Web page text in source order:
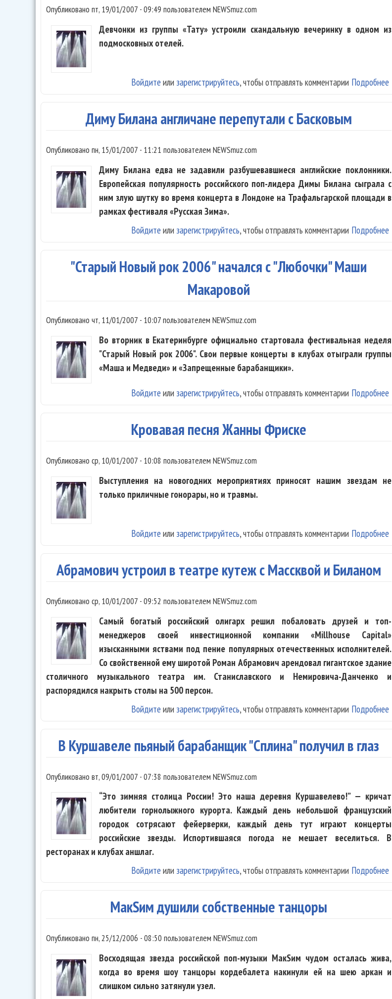
Опубликовано пт, 19/01/2007 - 09:49 пользователем NEWSmuz.com
Девчонки из группы «Тату» устроили скандальную вечеринку в одном из
подмосковных отелей.
Подробнее
Войдите или зарегистрируйтесь, чтобы отправлять комментарии
Диму Билана англичане перепутали с Басковым
Опубликовано пн, 15/01/2007 - 11:21 пользователем NEWSmuz.com
Диму Билана едва не задавили разбушевавшиеся английские поклонники.
Европейская популярность российского поп-лидера Димы Билана сыграла с
ним злую шутку во время концерта в Лондоне на Трафальгарской площади в
рамках фестиваля «Русская Зима».
Подробнее
Войдите или зарегистрируйтесь, чтобы отправлять комментарии
"Старый Новый рок 2006" начался с "Любочки" Маши
Макаровой
Опубликовано чт, 11/01/2007 - 10:07пользователем NEWSmuz.com
Во вторник в Екатеринбурге официально стартовала фестивальная неделя
"Старый Новый рок 2006". Свои первые концерты в клубах отыграли группы
«Маша и Медведи» и «Запрещенные барабанщики».
Подробнее
Войдите или зарегистрируйтесь, чтобы отправлять комментарии
Кровавая песня Жанны Фриске
Опубликовано ср, 10/01/2007 - 10:08 пользователем NEWSmuz.com
Выступления на новогодних мероприятиях приносят нашим звездам не
только приличные гонорары, но и травмы.
Подробнее
Войдите или зарегистрируйтесь, чтобы отправлять комментарии
Абрамович устроил в театре кутеж с Массквой и Биланом
Опубликовано ср, 10/01/2007 - 09:52 пользователем NEWSmuz.com
Самый богатый российский олигарх решил побаловать друзей и топ-
менеджеров своей инвестиционной компании «Millhouse Capital»
изысканными яствами под пение популярных отечественных исполнителей.
Со свойственной ему широтой Роман Абрамович арендовал гигантское здание
столичного музыкального театра им. Станиславского и Немировича-Данченко и
распорядился накрыть столы на 500 персон.
Подробнее
Войдите или зарегистрируйтесь, чтобы отправлять комментарии
В Куршавеле пьяный барабанщик "Сплина" получил в глаз
Опубликовано вт, 09/01/2007 - 07:38 пользователем NEWSmuz.com
“Это зимняя столица России! Это наша деревня Куршавелево!” — кричат
любители горнолыжного курорта. Каждый день небольшой французский
городок сотрясают фейерверки, каждый день тут играют концерты
российские звезды. Испортившаяся погода не мешает веселиться. В
ресторанах и клубах аншлаг.
Подробнее
Войдите или зарегистрируйтесь, чтобы отправлять комментарии
МакSим душили собственные танцоры
Опубликовано пн, 25/12/2006 - 08:50 пользователем NEWSmuz.com
Восходящая звезда российской поп-музыки МакSим чудом осталась жива,
когда во время шоу танцоры кордебалета накинули ей на шею аркан и
слишком сильно затянули узел.